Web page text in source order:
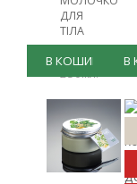
ДЛЯ
ТІЛА
В КОШИК
963грн
250мл.
В